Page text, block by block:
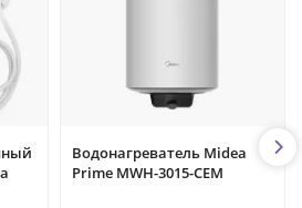
Водонагреватель Midea
Prime MWH-3015-CEM